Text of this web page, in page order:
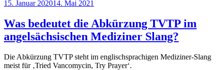
Veröffentlicht
15. Januar 202014. Mai 2021
Was bedeutet die Abkürzung TVTP im
angelsächsischen Mediziner Slang?
Die Abkürzung TVTP steht im englischsprachigen Mediziner-Slang
meist für ‚Tried Vancomycin, Try Prayer‘.